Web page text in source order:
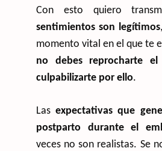
Con esto quiero
sentimientos son legítimos
momento vital en el que te
no debes reprocharte
culpabilizarte por ello.
Lasexpectativas que
postparto durante el
veces no son realistas. Se